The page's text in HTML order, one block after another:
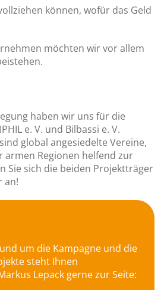
können, wofür das Geld
möchten wir vor allem
haben wir uns für die
e. V. und Bilbassi e. V.
global angesiedelte Vereine,
armen Regionen helfend zur
Sie sich die beiden Projektträger
an!
um die Kampagne und die
steht Ihnen
Lepack gerne zur Seite: